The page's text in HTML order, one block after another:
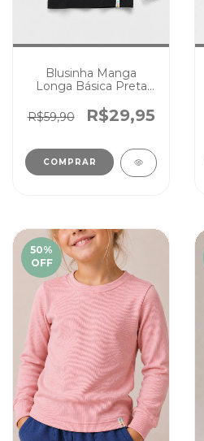
Blusinha Manga
Longa Básica Preta
Menina Menino
R$59,90 R$29,95
COMPRAR
50%
OFF